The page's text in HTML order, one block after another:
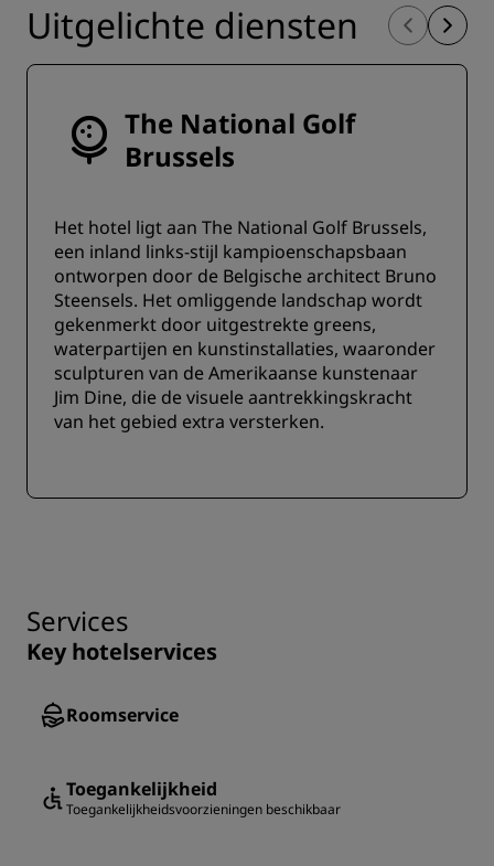
Uitgelichte diensten
The National Golf
Brussels
Het hotel ligt aan The National Golf Brussels,
een inland links-stijl kampioenschapsbaan
ontworpen door de Belgische architect Bruno
Steensels. Het omliggende landschap wordt
gekenmerkt door uitgestrekte greens,
waterpartijen en kunstinstallaties, waaronder
sculpturen van de Amerikaanse kunstenaar
Jim Dine, die de visuele aantrekkingskracht
van het gebied extra versterken.
Services
Key hotelservices
Roomservice
Toegankelijkheid
Toegankelijkheidsvoorzieningen beschikbaar